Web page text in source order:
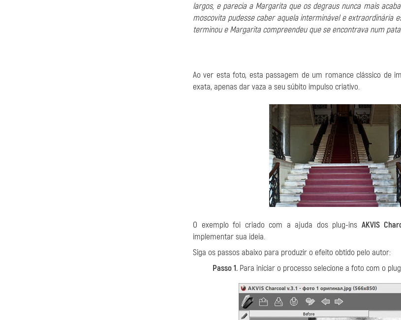
largos, e parecia a Margarita que os degraus nunca mais
moscovita pudesse caber aquela interminável e extraordinária
terminou e Margarita compreendeu que se encontrava num
Ao ver esta foto, esta passagem de um romance clássico de
exata, apenas dar vaza a seu súbito impulso criativo.
O exemplo foi criado com a ajuda dos plug-ins AKVIS
implementar sua ideia.
Siga os passos abaixo para produzir o efeito obtido pelo autor:
Passo 1. Para iniciar o processo selecione a foto com o